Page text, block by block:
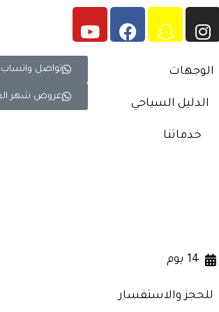
الوجهات
الدليل السياحي
خدماتنا
تواصل واتساب
عروض شهر
14 يوم
للحجز والاستفسار